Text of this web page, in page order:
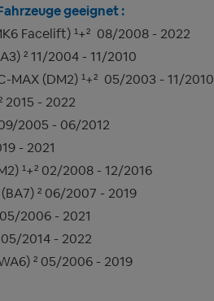
geeignet :
Facelift) ¹+² 08/2008 - 2022
² 11/2004 - 11/2010
MAX (DM2) ¹+² 05/2003 - 11/2010
2015 - 2022
2005 - 06/2012
- 2021
¹+² 02/2008 - 12/2016
² 06/2007 - 2019
2006 - 2021
2014 - 2022
² 05/2006 - 2019